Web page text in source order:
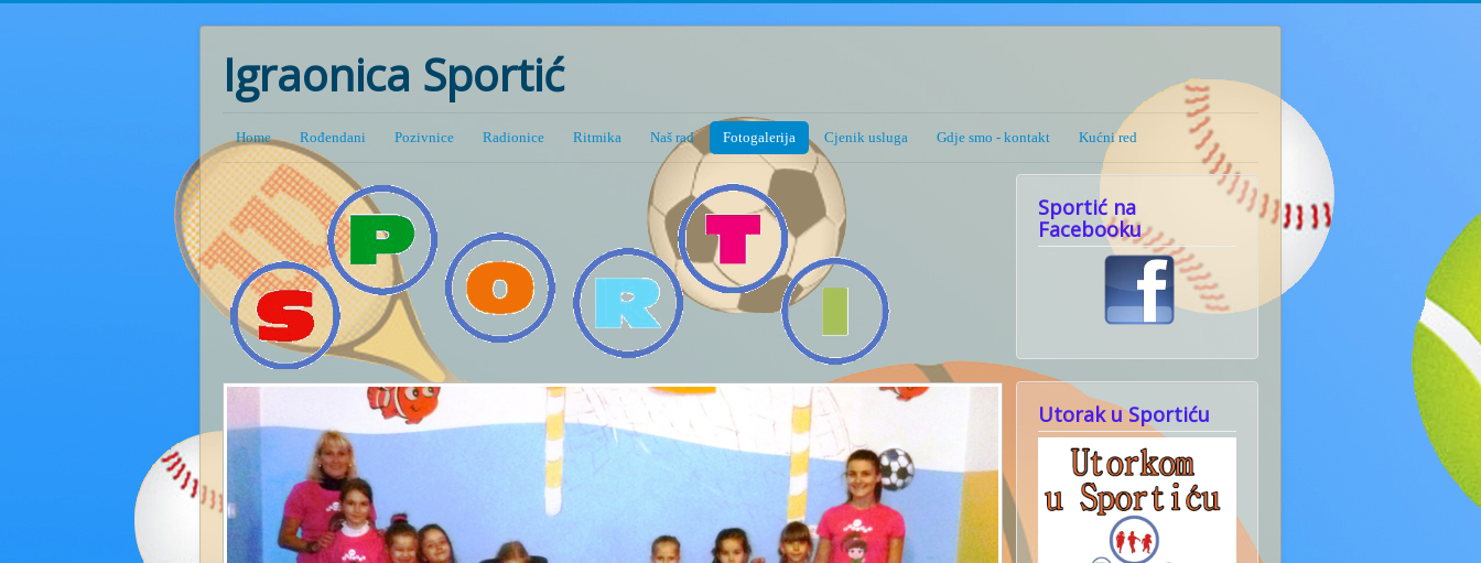
Igraonica Sportić
Home Rođendani Pozivnice Radionice Ritmika Naš rad Fotogalerija Cjenik usluga Gdje smo - kontakt Kućni red
Sportić na
Facebooku
Utorak u Sportiću